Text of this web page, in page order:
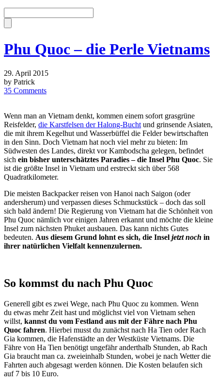
Phu Quoc – die Perle Vietnams
29. April 2015
by Patrick
35 Comments
Wenn man an Vietnam denkt, kommen einem sofort grasgrüne
Reisfelder, die Karstfelsen der Halong-Bucht und grinsende Asiaten,
die mit ihrem Kegelhut und Wasserbüffel die Felder bewirtschaften
in den Sinn. Doch Vietnam hat noch viel mehr zu bieten: Im
Südwesten des Landes, direkt vor Kambodscha gelegen, befindet
sich ein bisher unterschätztes Paradies – die Insel Phu Quoc. Sie
ist die größte Insel in Vietnam und erstreckt sich über 568
Quadratkilometer.
Die meisten Backpacker reisen von Hanoi nach Saigon (oder
andersherum) und verpassen dieses Schmuckstück – doch das soll
sich bald ändern! Die Regierung von Vietnam hat die Schönheit von
Phu Quoc nämlich vor einigen Jahren erkannt und möchte die kleine
Insel zum nächsten Phuket ausbauen. Das kann nichts Gutes
bedeuten. Aus diesem Grund lohnt es sich, die Insel jetzt noch in
ihrer natürlichen Vielfalt kennenzulernen.
So kommst du nach Phu Quoc
Generell gibt es zwei Wege, nach Phu Quoc zu kommen. Wenn
du etwas mehr Zeit hast und möglichst viel von Vietnam sehen
willst, kannst du vom Festland aus mit der Fähre nach Phu
Quoc fahren. Hierbei musst du zunächst nach Ha Tien oder Rach
Gia kommen, die Hafenstädte an der Westküste Vietnams. Die
Fähre von Ha Tien benötigt ungefähr anderthalb Stunden, ab Rach
Gia braucht man ca. zweieinhalb Stunden, wobei je nach Wetter die
Fahrten auch abgesagt werden können. Die Kosten belaufen sich
auf 7 bis 10 Euro.